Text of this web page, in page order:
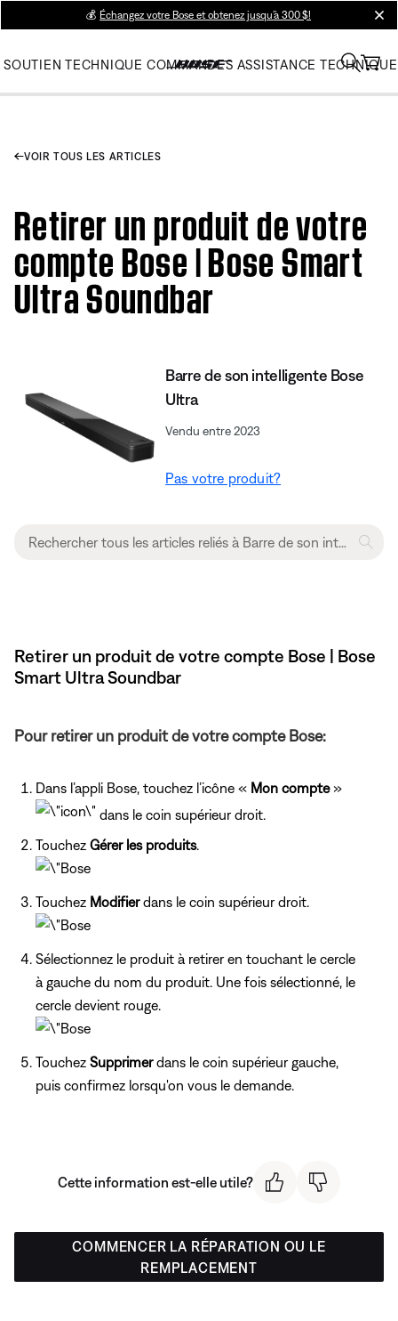
💰 Échangez votre Bose et obtenez jusqu’à 300 $!
SOUTIEN TECHNIQUE COMMANDES ASSISTANCE TECHNIQUE
VOIR TOUS LES ARTICLES
Retirer un produit de votre
compte Bose | Bose Smart
Ultra Soundbar
Barre de son intelligente Bose
Ultra
Vendu entre 2023
Pas votre produit?
Retirer un produit de votre compte Bose | Bose
Smart Ultra Soundbar
Pour retirer un produit de votre compte Bose:
Dans l’appli Bose, touchez l’icône « Mon compte»
dans le coin supérieur droit.
Touchez Gérer les produits.
Touchez Modifierdans le coin supérieur droit.
Sélectionnez le produit à retirer en touchant le cercle
à gauche du nom du produit. Une fois sélectionné, le
cercle devient rouge.
Touchez Supprimerdans le coin supérieur gauche,
puis confirmez lorsqu'on vous le demande.
Cette information est-elle utile?
COMMENCER LA RÉPARATION OU LE
REMPLACEMENT